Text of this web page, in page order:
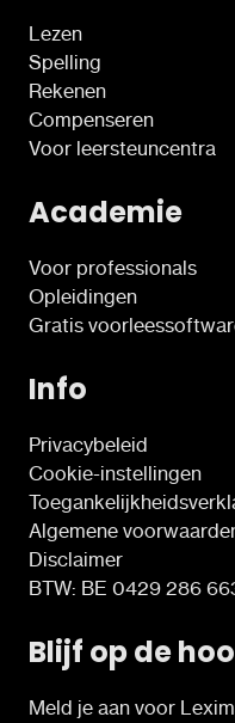
Lezen
Spelling
Rekenen
Compenseren
Voor leersteuncentra
Academie
Voor professionals
Opleidingen
Gratis
Info
Privacybeleid
Cookie-instellingen
Algemene
Disclaimer
BTW: BE 0429 286
Blijf op de
Meld je aan voor